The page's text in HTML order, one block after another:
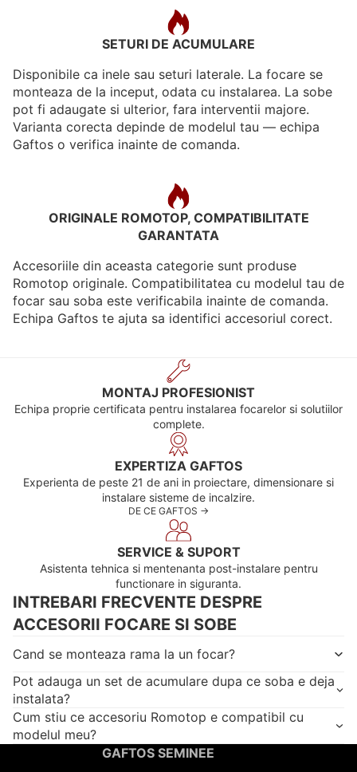
SETURI DE ACUMULARE
Disponibile ca inele sau seturi laterale. La focare se
monteaza de la inceput, odata cu instalarea. La sobe
pot fi adaugate si ulterior, fara interventii majore.
Varianta corecta depinde de modelul tau — echipa
Gaftos o verifica inainte de comanda.
ORIGINALE ROMOTOP, COMPATIBILITATE
GARANTATA
Accesoriile din aceasta categorie sunt produse
Romotop originale. Compatibilitatea cu modelul tau de
focar sau soba este verificabila inainte de comanda.
Echipa Gaftos te ajuta sa identifici accesoriul corect.
MONTAJ PROFESIONIST
Echipa proprie certificata pentru instalarea focarelor si solutiilor
complete.
EXPERTIZA GAFTOS
Experienta de peste 21 de ani in proiectare, dimensionare si
instalare sisteme de incalzire.
DE CE GAFTOS ->
SERVICE & SUPORT
Asistenta tehnica si mentenanta post-instalare pentru
functionare in siguranta.
INTREBARI FRECVENTE DESPRE
ACCESORII FOCARE SI SOBE
Cand se monteaza rama la un focar?
Pot adauga un set de acumulare dupa ce soba e deja
instalata?
Cum stiu ce accesoriu Romotop e compatibil cu
modelul meu?
GAFTOS SEMINEE